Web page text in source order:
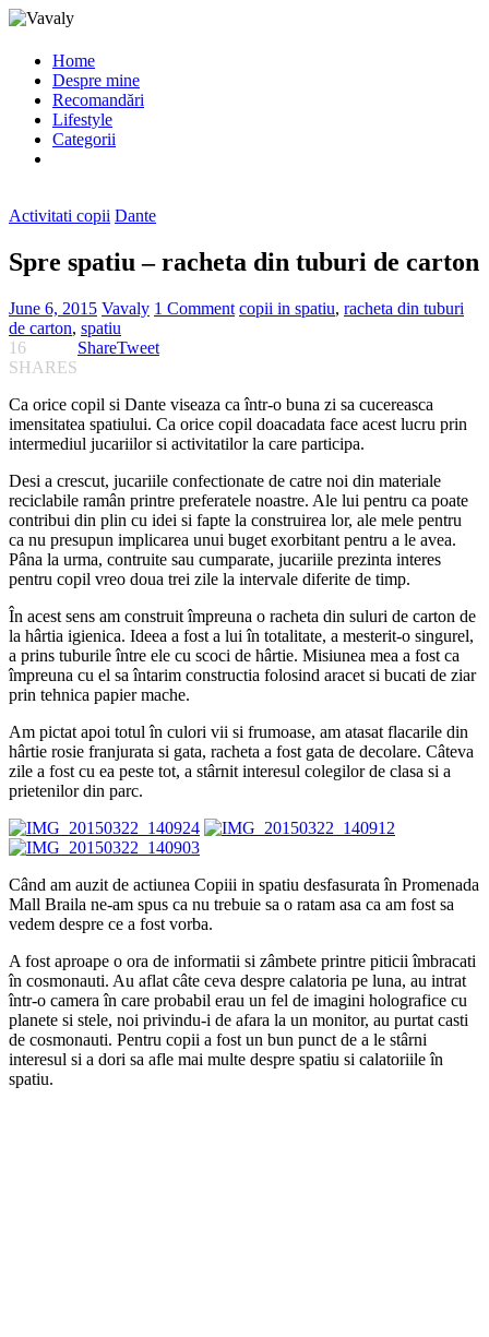
Home
Despre mine
Recomandări
Lifestyle
Categorii
Activitati copii Dante
Spre spatiu – racheta din tuburi de carton
June 6, 2015 Vavaly 1 Comment copii in spatiu, racheta din tuburi
de carton, spatiu
16
SHARES
ShareTweet
Ca orice copil si Dante viseaza ca într-o buna zi sa cucereasca
imensitatea spatiului. Ca orice copil doacadata face acest lucru prin
intermediul jucariilor si activitatilor la care participa.
Desi a crescut, jucariile confectionate de catre noi din materiale
reciclabile ramân printre preferatele noastre. Ale lui pentru ca poate
contribui din plin cu idei si fapte la construirea lor, ale mele pentru
ca nu presupun implicarea unui buget exorbitant pentru a le avea.
Pâna la urma, contruite sau cumparate, jucariile prezinta interes
pentru copil vreo doua trei zile la intervale diferite de timp.
În acest sens am construit împreuna o racheta din suluri de carton de
la hârtia igienica. Ideea a fost a lui în totalitate, a mesterit-o singurel,
a prins tuburile între ele cu scoci de hârtie. Misiunea mea a fost ca
împreuna cu el sa întarim constructia folosind aracet si bucati de ziar
prin tehnica papier mache.
Am pictat apoi totul în culori vii si frumoase, am atasat flacarile din
hârtie rosie franjurata si gata, racheta a fost gata de decolare. Câteva
zile a fost cu ea peste tot, a stârnit interesul colegilor de clasa si a
prietenilor din parc.
Când am auzit de actiunea Copiii in spatiu desfasurata în Promenada
Mall Braila ne-am spus ca nu trebuie sa o ratam asa ca am fost sa
vedem despre ce a fost vorba.
A fost aproape o ora de informatii si zâmbete printre piticii îmbracati
în cosmonauti. Au aflat câte ceva despre calatoria pe luna, au intrat
într-o camera în care probabil erau un fel de imagini holografice cu
planete si stele, noi privindu-i de afara la un monitor, au purtat casti
de cosmonauti. Pentru copii a fost un bun punct de a le stârni
interesul si a dori sa afle mai multe despre spatiu si calatoriile în
spatiu.